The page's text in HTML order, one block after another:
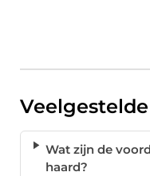
Wat zijn de
haard?